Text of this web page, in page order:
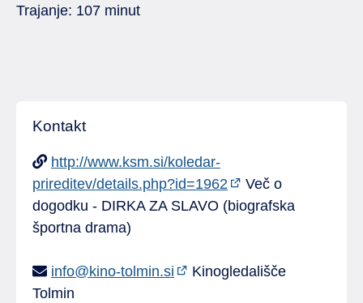
Trajanje: 107 minut
Kontakt
http://www.ksm.si/koledar-
prireditev/details.php?id=1962
Več o
dogodku - DIRKA ZA SLAVO (biografska
športna drama)
info@kino-tolmin.si
Kinogledališče
Tolmin